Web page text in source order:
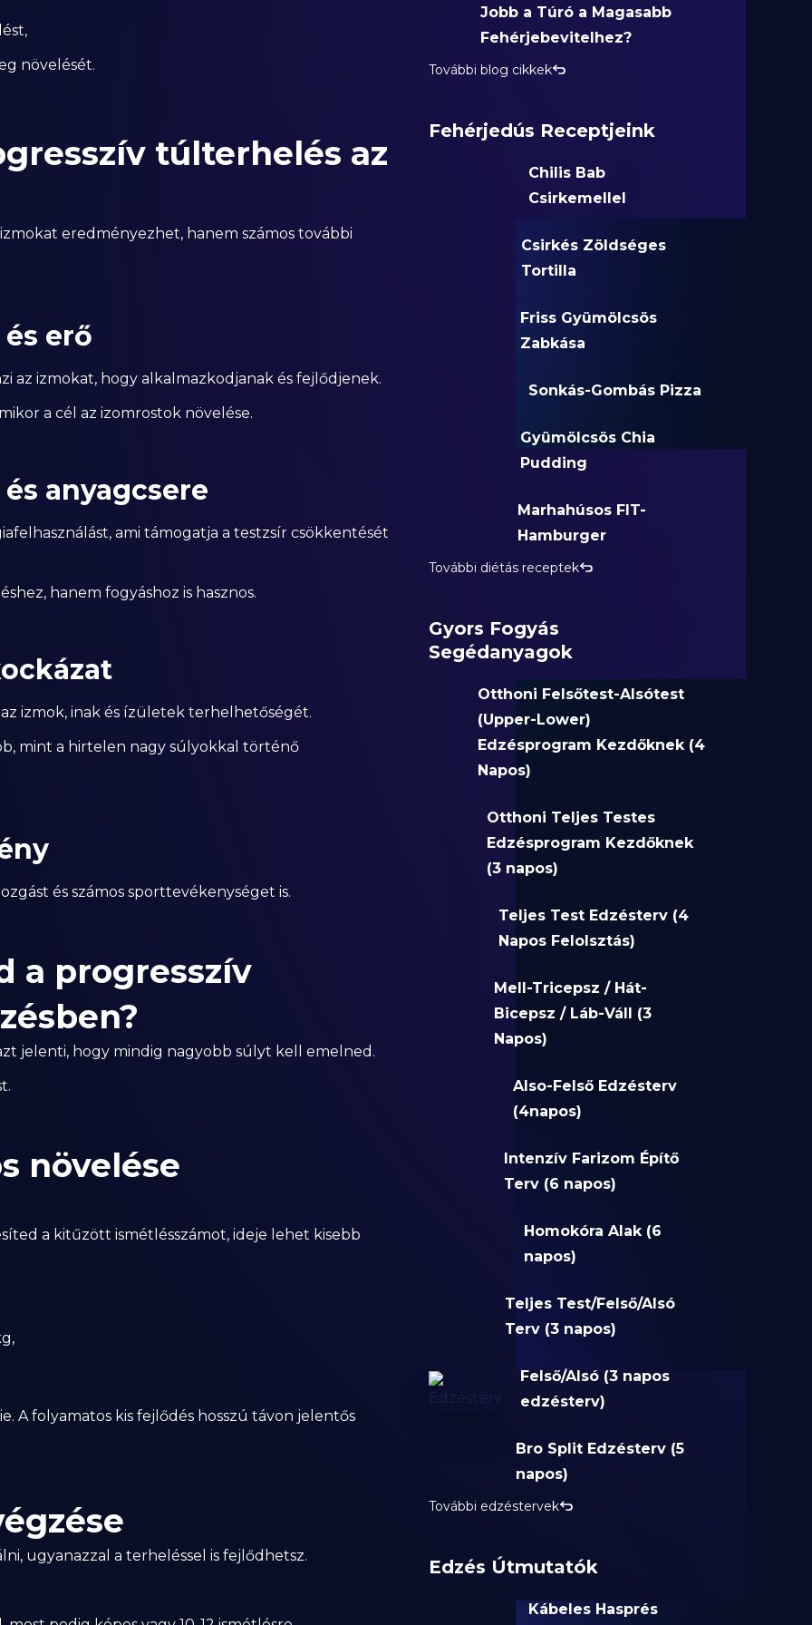
növelését.
túlterhelés az
eredményezhet, hanem számos további
erő
az izmokat, hogy alkalmazkodjanak és fejlődjenek.
a cél az izomrostok növelése.
anyagcsere
ami támogatja a testzsír csökkentését
hanem fogyáshoz is hasznos.
izmok, inak és ízületek terhelhetőségét.
mint a hirtelen nagy súlyokkal történő
és számos sporttevékenységet is.
a progresszív
jelenti, hogy mindig nagyobb súlyt kell emelned.
növelése
a kitűzött ismétlésszámot, ideje lehet kisebb
A folyamatos kis fejlődés hosszú távon jelentős
ugyanazzal a terheléssel is fejlődhetsz.
Jobb a Túró a Magasabb
Fehérjebevitelhez?
További blog cikkek
Fehérjedús Receptjeink
Chilis Bab
Csirkemellel
Csirkés Zöldséges
Tortilla
Friss Gyümölcsös
Zabkása
Sonkás-Gombás Pizza
Gyümölcsös Chia
Pudding
Marhahúsos FIT-
Hamburger
További diétás receptek
Gyors Fogyás
Segédanyagok
Otthoni Felsőtest-Alsótest
(Upper-Lower)
Edzésprogram Kezdőknek (4
Napos)
Otthoni Teljes Testes
Edzésprogram Kezdőknek
(3 napos)
Teljes Test Edzésterv (4
Napos Felolsztás)
Mell-Tricepsz / Hát-
Bicepsz / Láb-Váll (3
Napos)
Also-Felső Edzésterv
(4napos)
Intenzív Farizom Építő
Terv (6 napos)
Homokóra Alak (6
napos)
Teljes Test/Felső/Alsó
Terv (3 napos)
Felső/Alsó (3 napos
edzésterv)
Bro Split Edzésterv (5
napos)
További edzéstervek
Edzés Útmutatók
Kábeles Hasprés